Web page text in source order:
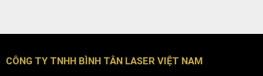
CÔNG TY TNHH BÌNH TÂN LASER VIỆT NAM